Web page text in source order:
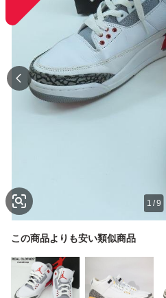
1 /9
この商品よりも安い類似商品